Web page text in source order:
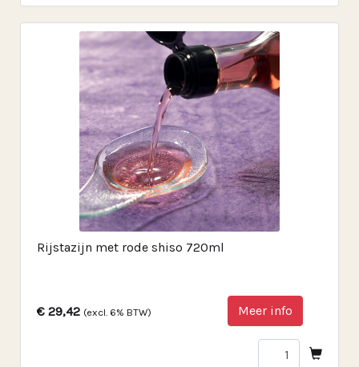
Rijstazijn met rode shiso 720ml
€ 29,42 (excl. 6% BTW) Meer info